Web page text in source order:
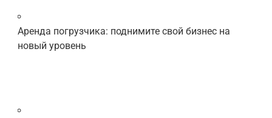
Аренда погрузчика: поднимите свой бизнес на
новый уровень